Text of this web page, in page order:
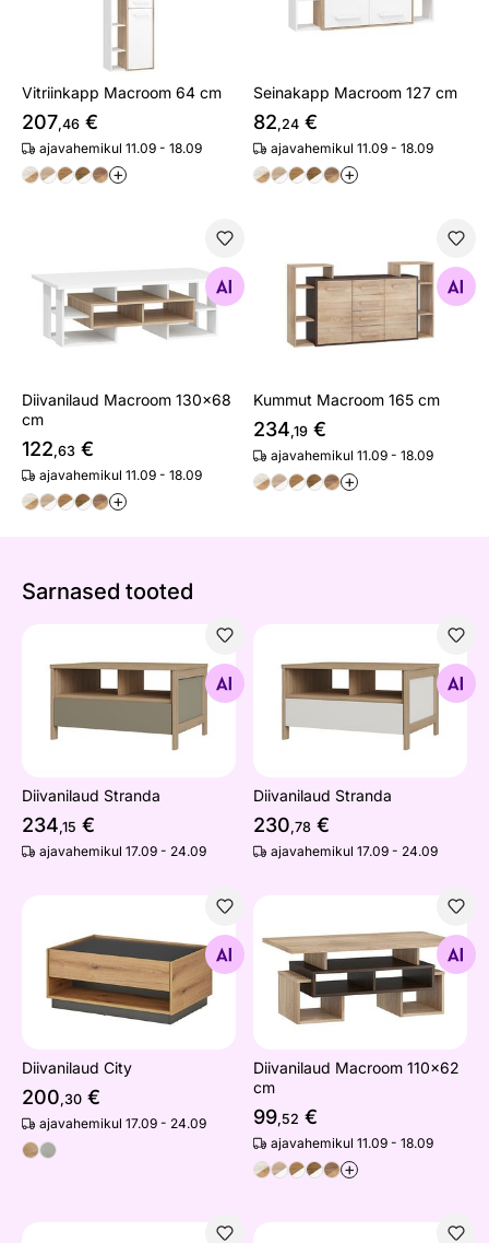
Vitriinkapp Macroom 64 cm
207,46 €
ajavahemikul 11.09 - 18.09
+
Seinakapp Macroom 127 cm
82,24 €
ajavahemikul 11.09 - 18.09
+
Diivanilaud Macroom 130x68 cm
Otsi sarnaseid
Diivanilaud Macroom 130x68
cm
122,63 €
ajavahemikul 11.09 - 18.09
+
Kummut Macroom 165 cm
Otsi sarnaseid
Kummut Macroom 165 cm
234,19 €
ajavahemikul 11.09 - 18.09
+
Sarnased tooted
Diivanilaud Stranda
Otsi sarnaseid
Diivanilaud Stranda
234,15 €
ajavahemikul 17.09 - 24.09
Diivanilaud Stranda
Otsi sarnaseid
Diivanilaud Stranda
230,78 €
ajavahemikul 17.09 - 24.09
Diivanilaud City
Otsi sarnaseid
Diivanilaud City
200,30 €
ajavahemikul 17.09 - 24.09
Diivanilaud Macroom
Otsi sarnaseid
Diivanilaud Macroom 110x62
cm
99,52 €
ajavahemikul 11.09 - 18.09
+